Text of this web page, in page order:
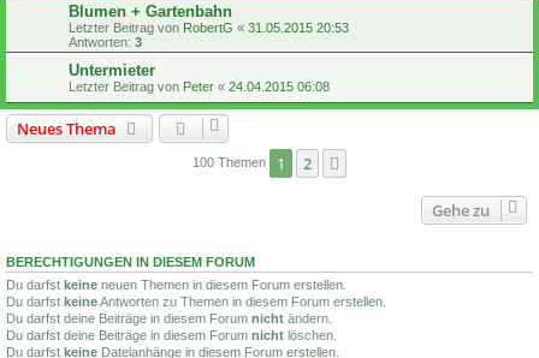
Blumen + Gartenbahn
Letzter Beitrag von RobertG « 31.05.2015 20:53
Antworten: 3
Untermieter
Letzter Beitrag von Peter « 24.04.2015 06:08
Neues Thema
100 Themen 1 2
Gehe zu
BERECHTIGUNGEN IN DIESEM FORUM
Du darfst keine neuen Themen in diesem Forum erstellen.
Du darfst keineAntworten zu Themen in diesem Forum erstellen.
Du darfst deine Beiträge in diesem Forum nicht ändern.
Du darfst deine Beiträge in diesem Forum nicht löschen.
Du darfst keine Dateianhänge in diesem Forum erstellen.